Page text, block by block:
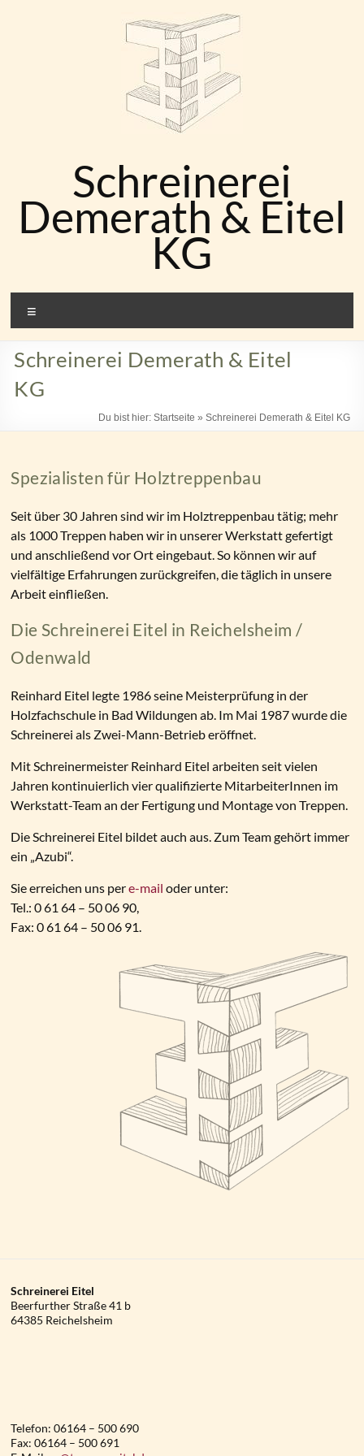
Schreinerei
Demerath & Eitel
KG
Schreinerei Demerath & Eitel
KG
Du bist hier: Startseite » Schreinerei Demerath & Eitel KG
Spezialisten für Holztreppenbau
Seit über 30 Jahren sind wir im Holztreppenbau tätig; mehr
als 1000 Treppen haben wir in unserer Werkstatt gefertigt
und anschließend vor Ort eingebaut. So können wir auf
vielfältige Erfahrungen zurückgreifen, die täglich in unsere
Arbeit einfließen.
Die Schreinerei Eitel in Reichelsheim /
Odenwald
Reinhard Eitel legte 1986 seine Meisterprüfung in der
Holzfachschule in Bad Wildungen ab. Im Mai 1987 wurde die
Schreinerei als Zwei-Mann-Betrieb eröffnet.
Mit Schreinermeister Reinhard Eitel arbeiten seit vielen
Jahren kontinuierlich vier qualifizierte MitarbeiterInnen im
Werkstatt-Team an der Fertigung und Montage von Treppen.
Die Schreinerei Eitel bildet auch aus. Zum Team gehört immer
ein „Azubi“.
Sie erreichen uns pere-mail oder unter:
Tel.: 0 61 64 – 50 06 90,
Fax: 0 61 64 – 50 06 91.
Schreinerei Eitel
Beerfurther Straße 41 b
64385 Reichelsheim
Telefon: 06164 – 500 690
Fax: 06164 – 500 691